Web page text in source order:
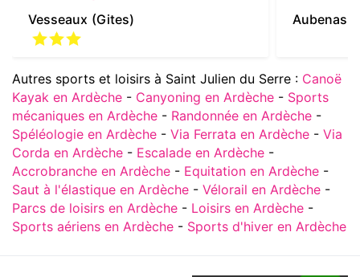
Vesseaux (Gites) Aubenas
Autres sports et loisirs à Saint Julien du Serre : Canoë
Kayak en Ardèche - Canyoning en Ardèche - Sports
mécaniques en Ardèche - Randonnée en Ardèche -
Spéléologie en Ardèche - Via Ferrata en Ardèche - Via
Corda en Ardèche - Escalade en Ardèche -
Accrobranche en Ardèche - Equitation en Ardèche -
Saut à l'élastique en Ardèche - Vélorail en Ardèche -
Parcs de loisirs en Ardèche - Loisirs en Ardèche -
Sports aériens en Ardèche - Sports d'hiver en Ardèche